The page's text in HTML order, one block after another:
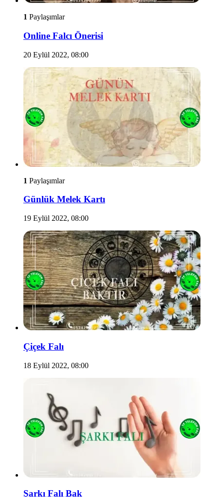
1 Paylaşımlar
Online Falcı Önerisi
20 Eylül 2022, 08:00
1 Paylaşımlar
Günlük Melek Kartı
19 Eylül 2022, 08:00
Çiçek Falı
18 Eylül 2022, 08:00
Şarkı Falı Bak